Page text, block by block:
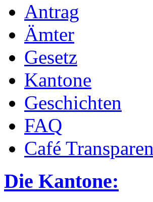
Antrag
Ämter
Gesetz
Kantone
Geschichten
FAQ
Café
Die Kantone: